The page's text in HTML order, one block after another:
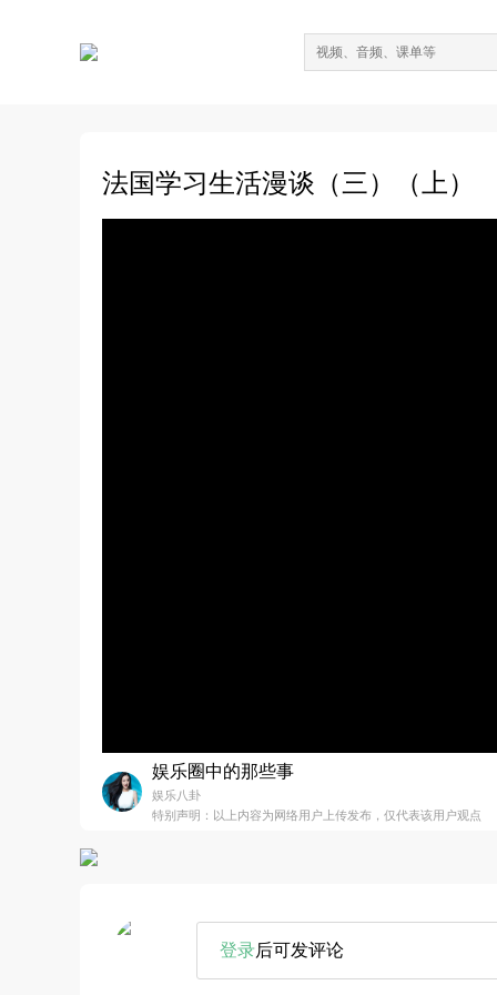
法国学习生活漫谈（三）（上）
娱乐圈中的那些事
娱乐八卦
特别声明：以上内容为网络用户上传发布，仅代表该用户观点
登录后可发评论